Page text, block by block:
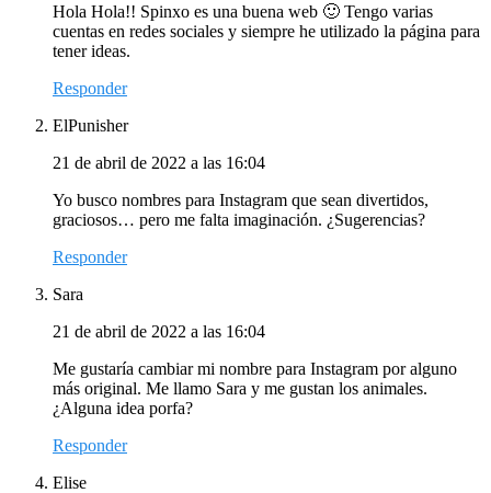
Hola Hola!! Spinxo es una buena web 🙂 Tengo varias
cuentas en redes sociales y siempre he utilizado la página para
tener ideas.
Responder
ElPunisher
21 de abril de 2022 a las 16:04
Yo busco nombres para Instagram que sean divertidos,
graciosos… pero me falta imaginación. ¿Sugerencias?
Responder
Sara
21 de abril de 2022 a las 16:04
Me gustaría cambiar mi nombre para Instagram por alguno
más original. Me llamo Sara y me gustan los animales.
¿Alguna idea porfa?
Responder
Elise